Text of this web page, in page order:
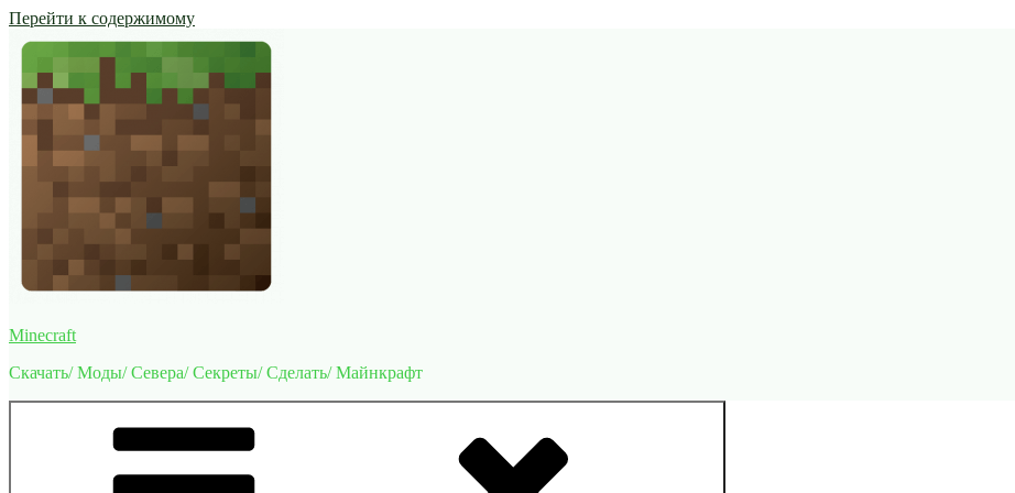
Перейти к содержимому
Minecraft
Скачать/ Моды/ Севера/ Секреты/ Сделать/ Майнкрафт